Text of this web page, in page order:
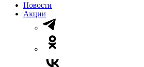
Новости
Акции